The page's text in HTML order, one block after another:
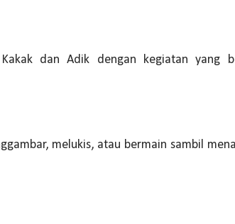
dan Adik dengan kegiatan yang
melukis, atau bermain sambil